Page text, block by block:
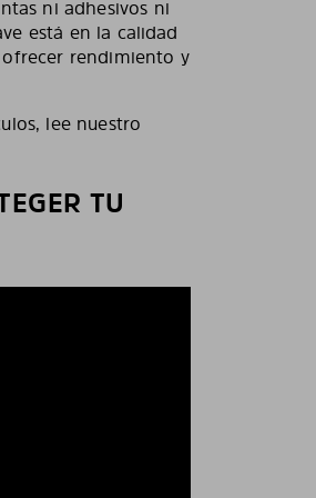
ni adhesivos ni
está en la calidad
rendimiento y
lee nuestro
TU